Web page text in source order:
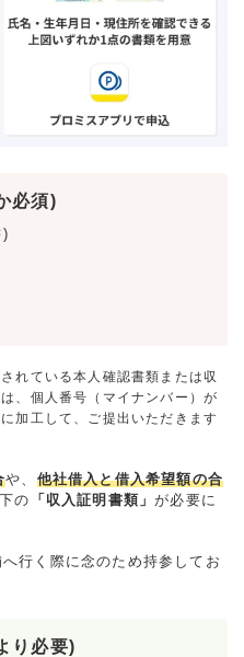
必須)
)
れている本人確認書類または収
、個人番号（マイナンバー）が
加工して、ご提出いただきます
や、 他社借入と借入希望額の合
の 「収入証明書類」が必要に
行く際に念のため持参してお
り必要)